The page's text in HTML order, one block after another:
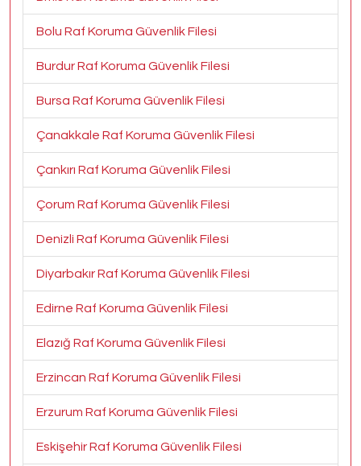
Bolu Raf Koruma Güvenlik Filesi
Burdur Raf Koruma Güvenlik Filesi
Bursa Raf Koruma Güvenlik Filesi
Çanakkale Raf Koruma Güvenlik Filesi
Çankırı Raf Koruma Güvenlik Filesi
Çorum Raf Koruma Güvenlik Filesi
Denizli Raf Koruma Güvenlik Filesi
Diyarbakır Raf Koruma Güvenlik Filesi
Edirne Raf Koruma Güvenlik Filesi
Elazığ Raf Koruma Güvenlik Filesi
Erzincan Raf Koruma Güvenlik Filesi
Erzurum Raf Koruma Güvenlik Filesi
Eskişehir Raf Koruma Güvenlik Filesi